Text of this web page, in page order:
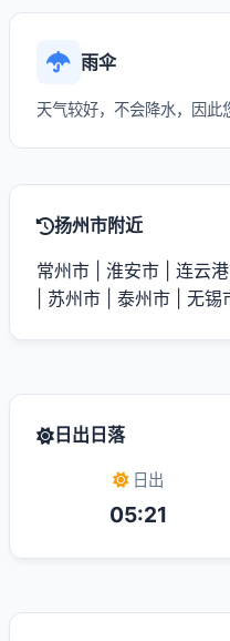
雨伞
天气较好，不会降水，因此
扬州市附近
常州市 淮安市 连云
苏州市 泰州市 无锡
日出日落
日出
05:21